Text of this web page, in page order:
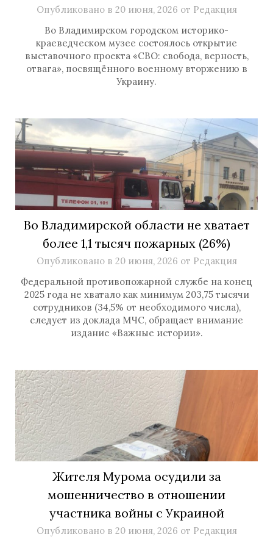
Опубликовано в 20 июня, 2026 от Редакция
Во Владимирском городском историко-
краеведческом музее состоялось открытие
выставочного проекта «СВО: свобода, верность,
отвага», посвящённого военному вторжению в
Украину.
Во Владимирской области не хватает
более 1,1 тысяч пожарных (26%)
Опубликовано в 20 июня, 2026 от Редакция
Федеральной противопожарной службе на конец
2025 года не хватало как минимум 203,75 тысячи
сотрудников (34,5% от необходимого числа),
следует из доклада МЧС, обращает внимание
издание «Важные истории».
Жителя Мурома осудили за
мошенничество в отношении
участника войны с Украиной
Опубликовано в 20 июня, 2026 от Редакция